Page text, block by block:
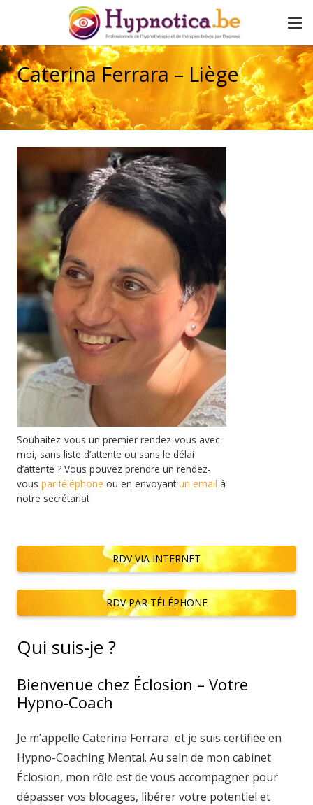
Caterina Ferrara – Liège
Accueil Nos hypnothérapeutes en Belgique chez Hypnotica
Souhaitez-vous un premier rendez-vous avec
moi, sans liste d’attente ou sans le délai
d’attente ? Vous pouvez prendre un rendez-
vous par téléphone ou en envoyantun email à
notre secrétariat
RDV VIA INTERNET
RDV PAR TÉLÉPHONE
Qui suis-je ?
Bienvenue chez Éclosion – Votre
Hypno-Coach
Je m’appelle Caterina Ferrara et je suis certifiée en
Hypno-Coaching Mental. Au sein de mon cabinet
Éclosion, mon rôle est de vous accompagner pour
dépasser vos blocages, libérer votre potentiel et